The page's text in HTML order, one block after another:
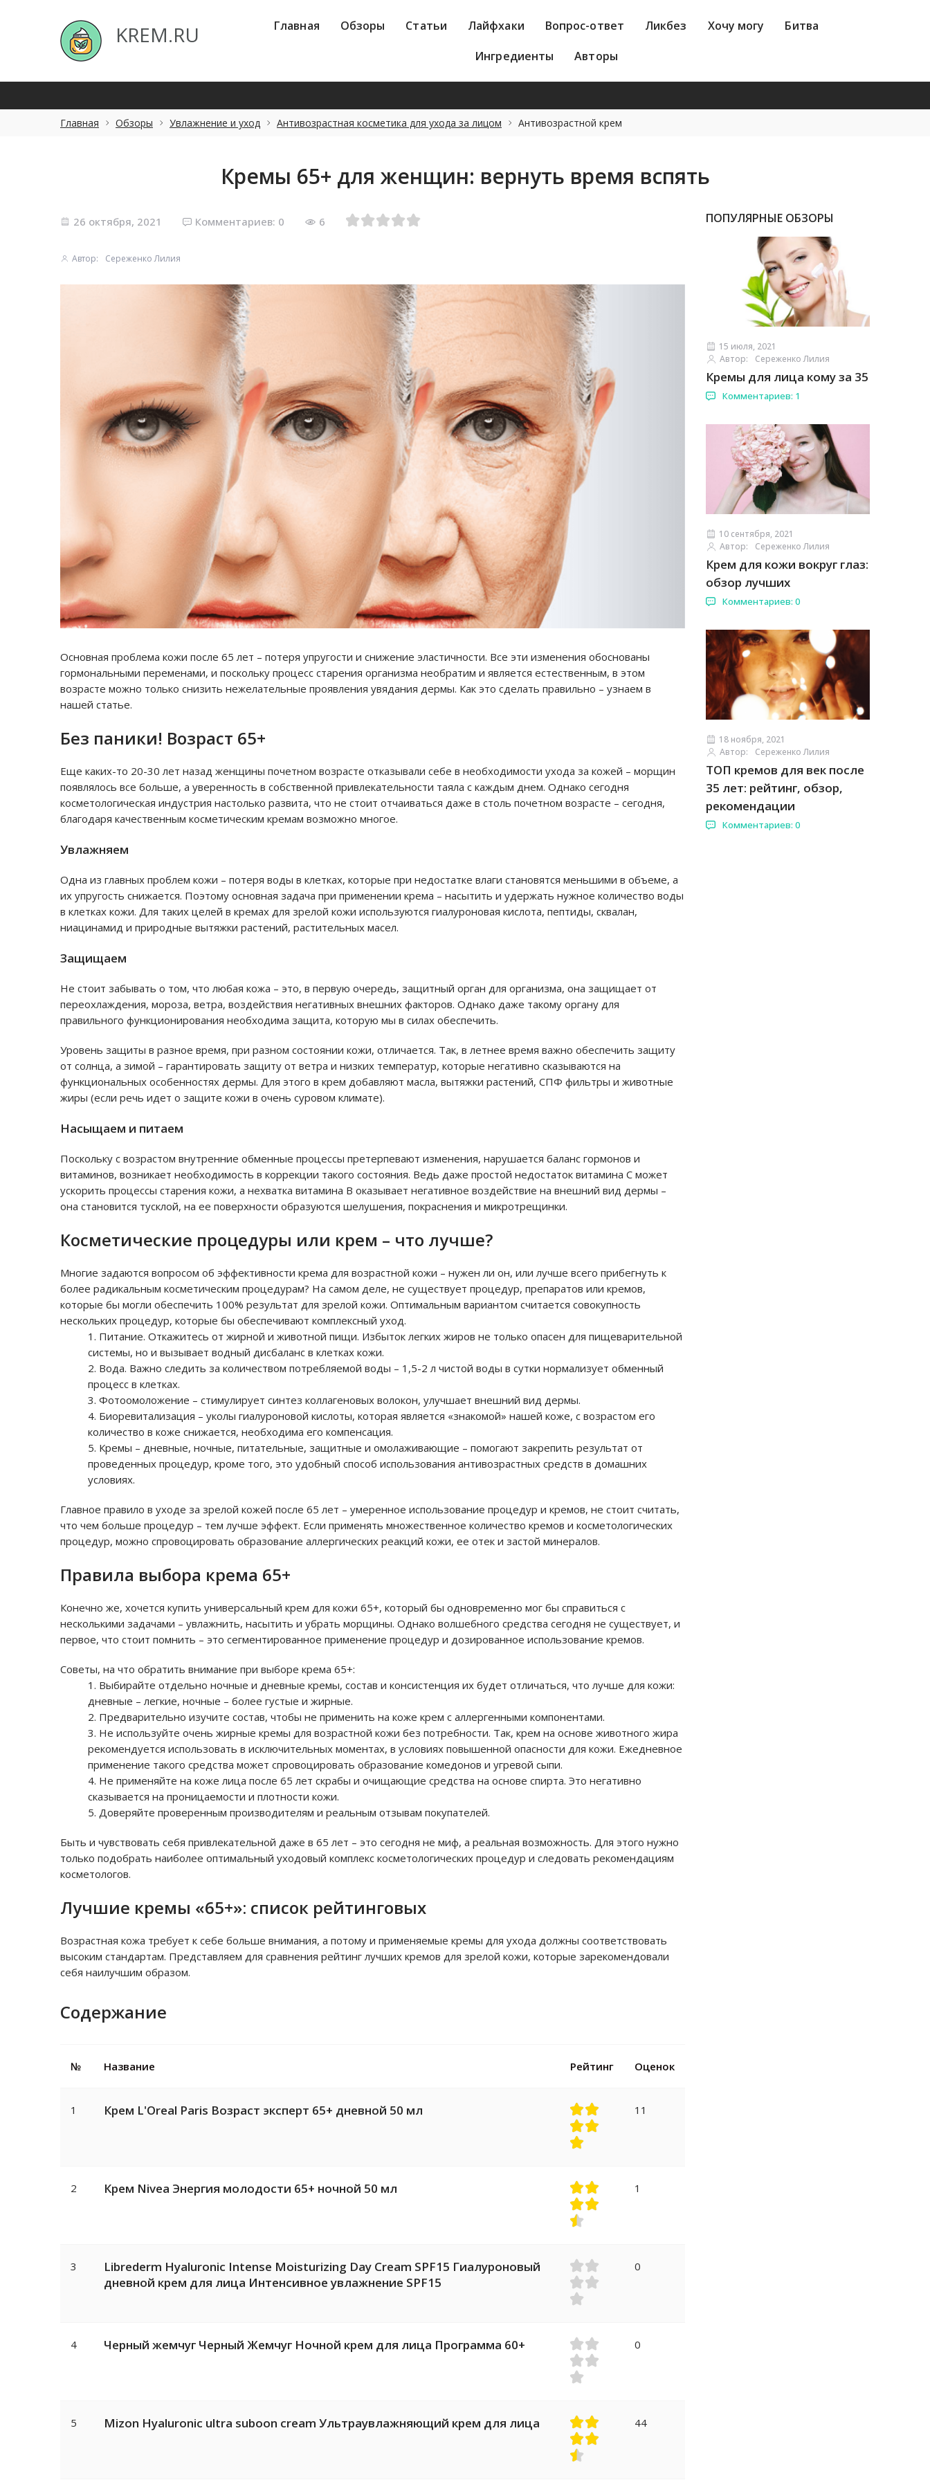
KREM.RU Лайфхаки Вопрос-ответ Хочу могу
Ингредиенты
KREM.RU Главная Обзоры Статьи Лайфхаки Вопрос-ответ Ликбез Хочу могу
Битва
Ингредиенты
Авторы
Главная Обзоры Увлажнение и уход Антивозрастная косметика для ухода за лицом Антивозрастной крем
Кремы 65+ для женщин: вернуть время вспять
26 октября, 2021 Комментариев: 0 6
Автор: Сереженко Лилия
Основная проблема кожи после 65 лет – потеря упругости и снижение эластичности. Все эти изменения обоснованы
гормональными переменами, и поскольку процесс старения организма необратим и является естественным, в этом
возрасте можно только снизить нежелательные проявления увядания дермы. Как это сделать правильно – узнаем в
нашей статье.
Без паники! Возраст 65+
Еще каких-то 20-30 лет назад женщины почетном возрасте отказывали себе в необходимости ухода за кожей – морщин
появлялось все больше, а уверенность в собственной привлекательности таяла с каждым днем. Однако сегодня
косметологическая индустрия настолько развита, что не стоит отчаиваться даже в столь почетном возрасте – сегодня,
благодаря качественным косметическим кремам возможно многое.
Увлажняем
Одна из главных проблем кожи – потеря воды в клетках, которые при недостатке влаги становятся меньшими в объеме, а
их упругость снижается. Поэтому основная задача при применении крема – насытить и удержать нужное количество воды
в клетках кожи. Для таких целей в кремах для зрелой кожи используются гиалуроновая кислота, пептиды, сквалан,
ниацинамид и природные вытяжки растений, растительных масел.
Защищаем
Не стоит забывать о том, что любая кожа – это, в первую очередь, защитный орган для организма, она защищает от
переохлаждения, мороза, ветра, воздействия негативных внешних факторов. Однако даже такому органу для
правильного функционирования необходима защита, которую мы в силах обеспечить.
Уровень защиты в разное время, при разном состоянии кожи, отличается. Так, в летнее время важно обеспечить защиту
от солнца, а зимой – гарантировать защиту от ветра и низких температур, которые негативно сказываются на
функциональных особенностях дермы. Для этого в крем добавляют масла, вытяжки растений, СПФ фильтры и животные
жиры (если речь идет о защите кожи в очень суровом климате).
Насыщаем и питаем
Поскольку с возрастом внутренние обменные процессы претерпевают изменения, нарушается баланс гормонов и
витаминов, возникает необходимость в коррекции такого состояния. Ведь даже простой недостаток витамина С может
ускорить процессы старения кожи, а нехватка витамина В оказывает негативное воздействие на внешний вид дермы –
она становится тусклой, на ее поверхности образуются шелушения, покраснения и микротрещинки.
Косметические процедуры или крем – что лучше?
Многие задаются вопросом об эффективности крема для возрастной кожи – нужен ли он, или лучше всего прибегнуть к
более радикальным косметическим процедурам? На самом деле, не существует процедур, препаратов или кремов,
которые бы могли обеспечить 100% результат для зрелой кожи. Оптимальным вариантом считается совокупность
нескольких процедур, которые бы обеспечивают комплексный уход.
Питание. Откажитесь от жирной и животной пищи. Избыток легких жиров не только опасен для пищеварительной
системы, но и вызывает водный дисбаланс в клетках кожи.
Вода. Важно следить за количеством потребляемой воды – 1,5-2 л чистой воды в сутки нормализует обменный
процесс в клетках.
Фотоомоложение – стимулирует синтез коллагеновых волокон, улучшает внешний вид дермы.
Биоревитализация – уколы гиалуроновой кислоты, которая является «знакомой» нашей коже, с возрастом его
количество в коже снижается, необходима его компенсация.
Кремы – дневные, ночные, питательные, защитные и омолаживающие – помогают закрепить результат от
проведенных процедур, кроме того, это удобный способ использования антивозрастных средств в домашних
условиях.
Главное правило в уходе за зрелой кожей после 65 лет – умеренное использование процедур и кремов, не стоит считать,
что чем больше процедур – тем лучше эффект. Если применять множественное количество кремов и косметологических
процедур, можно спровоцировать образование аллергических реакций кожи, ее отек и застой минералов.
Правила выбора крема 65+
Конечно же, хочется купить универсальный крем для кожи 65+, который бы одновременно мог бы справиться с
несколькими задачами – увлажнить, насытить и убрать морщины. Однако волшебного средства сегодня не существует, и
первое, что стоит помнить – это сегментированное применение процедур и дозированное использование кремов.
Советы, на что обратить внимание при выборе крема 65+:
Выбирайте отдельно ночные и дневные кремы, состав и консистенция их будет отличаться, что лучше для кожи:
дневные – легкие, ночные – более густые и жирные.
Предварительно изучите состав, чтобы не применить на коже крем с аллергенными компонентами.
Не используйте очень жирные кремы для возрастной кожи без потребности. Так, крем на основе животного жира
рекомендуется использовать в исключительных моментах, в условиях повышенной опасности для кожи. Ежедневное
применение такого средства может спровоцировать образование комедонов и угревой сыпи.
Не применяйте на коже лица после 65 лет скрабы и очищающие средства на основе спирта. Это негативно
сказывается на проницаемости и плотности кожи.
Доверяйте проверенным производителям и реальным отзывам покупателей.
Быть и чувствовать себя привлекательной даже в 65 лет – это сегодня не миф, а реальная возможность. Для этого нужно
только подобрать наиболее оптимальный уходовый комплекс косметологических процедур и следовать рекомендациям
косметологов.
Лучшие кремы «65+»: список рейтинговых
Возрастная кожа требует к себе больше внимания, а потому и применяемые кремы для ухода должны соответствовать
высоким стандартам. Представляем для сравнения рейтинг лучших кремов для зрелой кожи, которые зарекомендовали
себя наилучшим образом.
Содержание
№ Название Рейтинг Оценок
1 Крем L'Oreal Paris Возраст эксперт 65+ дневной 50 мл 11
2 Крем Nivea Энергия молодости 65+ ночной 50 мл 1
3
Librederm Hyaluronic Intense Moisturizing Day Cream SPF15 Гиалуроновый
дневной крем для лица Интенсивное увлажнение SPF15
0
4 Черный жемчуг Черный Жемчуг Ночной крем для лица Программа 60+ 0
5 Mizon Hyaluronic ultra suboon cream Ультраувлажняющий крем для лица 44
ПОПУЛЯРНЫЕ ОБЗОРЫ
15 июля, 2021
Автор:
Сереженко Лилия
Кремы для лица кому за 35
Комментариев: 1
10 сентября, 2021
Автор:
Сереженко Лилия
Крем для кожи вокруг глаз:
обзор лучших
Комментариев: 0
18 ноября, 2021
Автор:
Сереженко Лилия
ТОП кремов для век после
35 лет: рейтинг, обзор,
рекомендации
Комментариев: 0